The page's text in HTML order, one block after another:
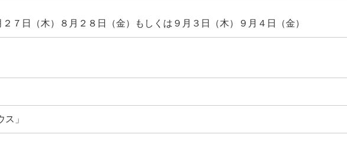
２７日（木）８月２８日（金）もしくは９月３日（木）９月４日（金）
」